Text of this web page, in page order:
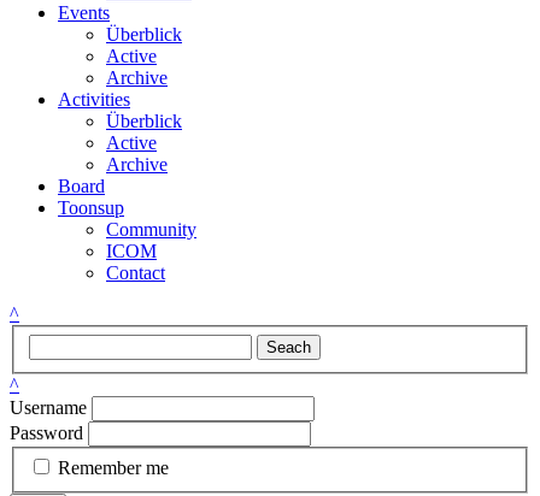
Events
Überblick
Active
Archive
Activities
Überblick
Active
Archive
Board
Toonsup
Community
ICOM
Contact
^
Seach
^
Username
Password
Remember me